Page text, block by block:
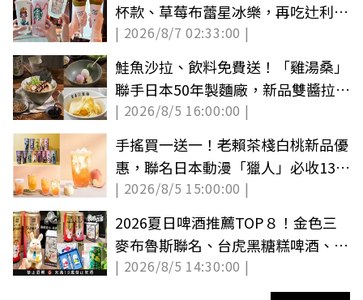
杯款、草莓布蕾星冰樂，再吃辻利抹
茶可麗餅
| 2026/8/7 02:33:00 |
鮭魚沙拉、飲料免費送！「雞湯桑」
聯手日本50年製麵廠，新品雙醬拉麵
超欠吃
| 2026/8/5 16:00:00 |
手搖買一送一！老賴茶棧白桃新品優
惠，聯名日本動漫「獵人」必收13款
角色
| 2026/8/5 15:00:00 |
2026夏日啤酒推薦TOP８！金色三
麥布魯斯聯名、台虎黑糖糕啤酒、金
牌ONE巨人
| 2026/8/5 14:30:00 |